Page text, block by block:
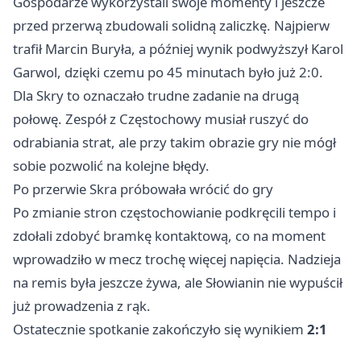
przed przerwą zbudowali solidną zaliczkę. Najpierw
trafił Marcin Buryła, a później wynik podwyższył Karol
Garwol, dzięki czemu po 45 minutach było już 2:0.
Dla Skry to oznaczało trudne zadanie na drugą
połowę. Zespół z Częstochowy musiał ruszyć do
odrabiania strat, ale przy takim obrazie gry nie mógł
sobie pozwolić na kolejne błędy.
Po przerwie Skra próbowała wrócić do gry
Po zmianie stron częstochowianie podkręcili tempo i
zdołali zdobyć bramkę kontaktową, co na moment
wprowadziło w mecz trochę więcej napięcia. Nadzieja
na remis była jeszcze żywa, ale Słowianin nie wypuścił
już prowadzenia z rąk.
Ostatecznie spotkanie zakończyło się wynikiem 2:1